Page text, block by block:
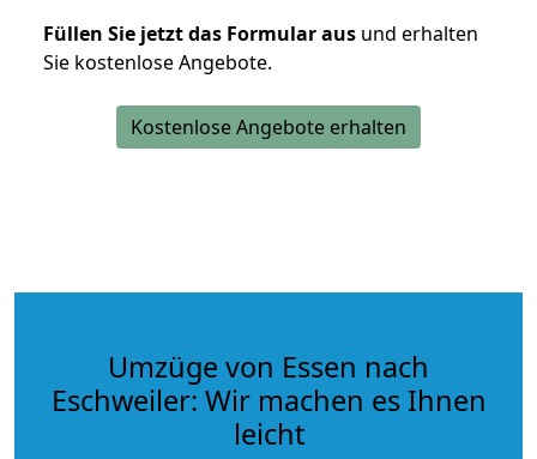
Füllen Sie jetzt das Formular aus und erhalten
Sie kostenlose Angebote.
Kostenlose Angebote erhalten
Umzüge von Essen nach
Eschweiler: Wir machen es Ihnen
leicht